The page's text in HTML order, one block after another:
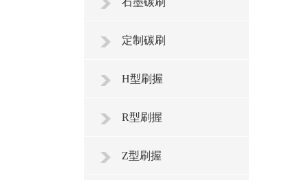
定制碳刷
H型刷握
R型刷握
Z型刷握